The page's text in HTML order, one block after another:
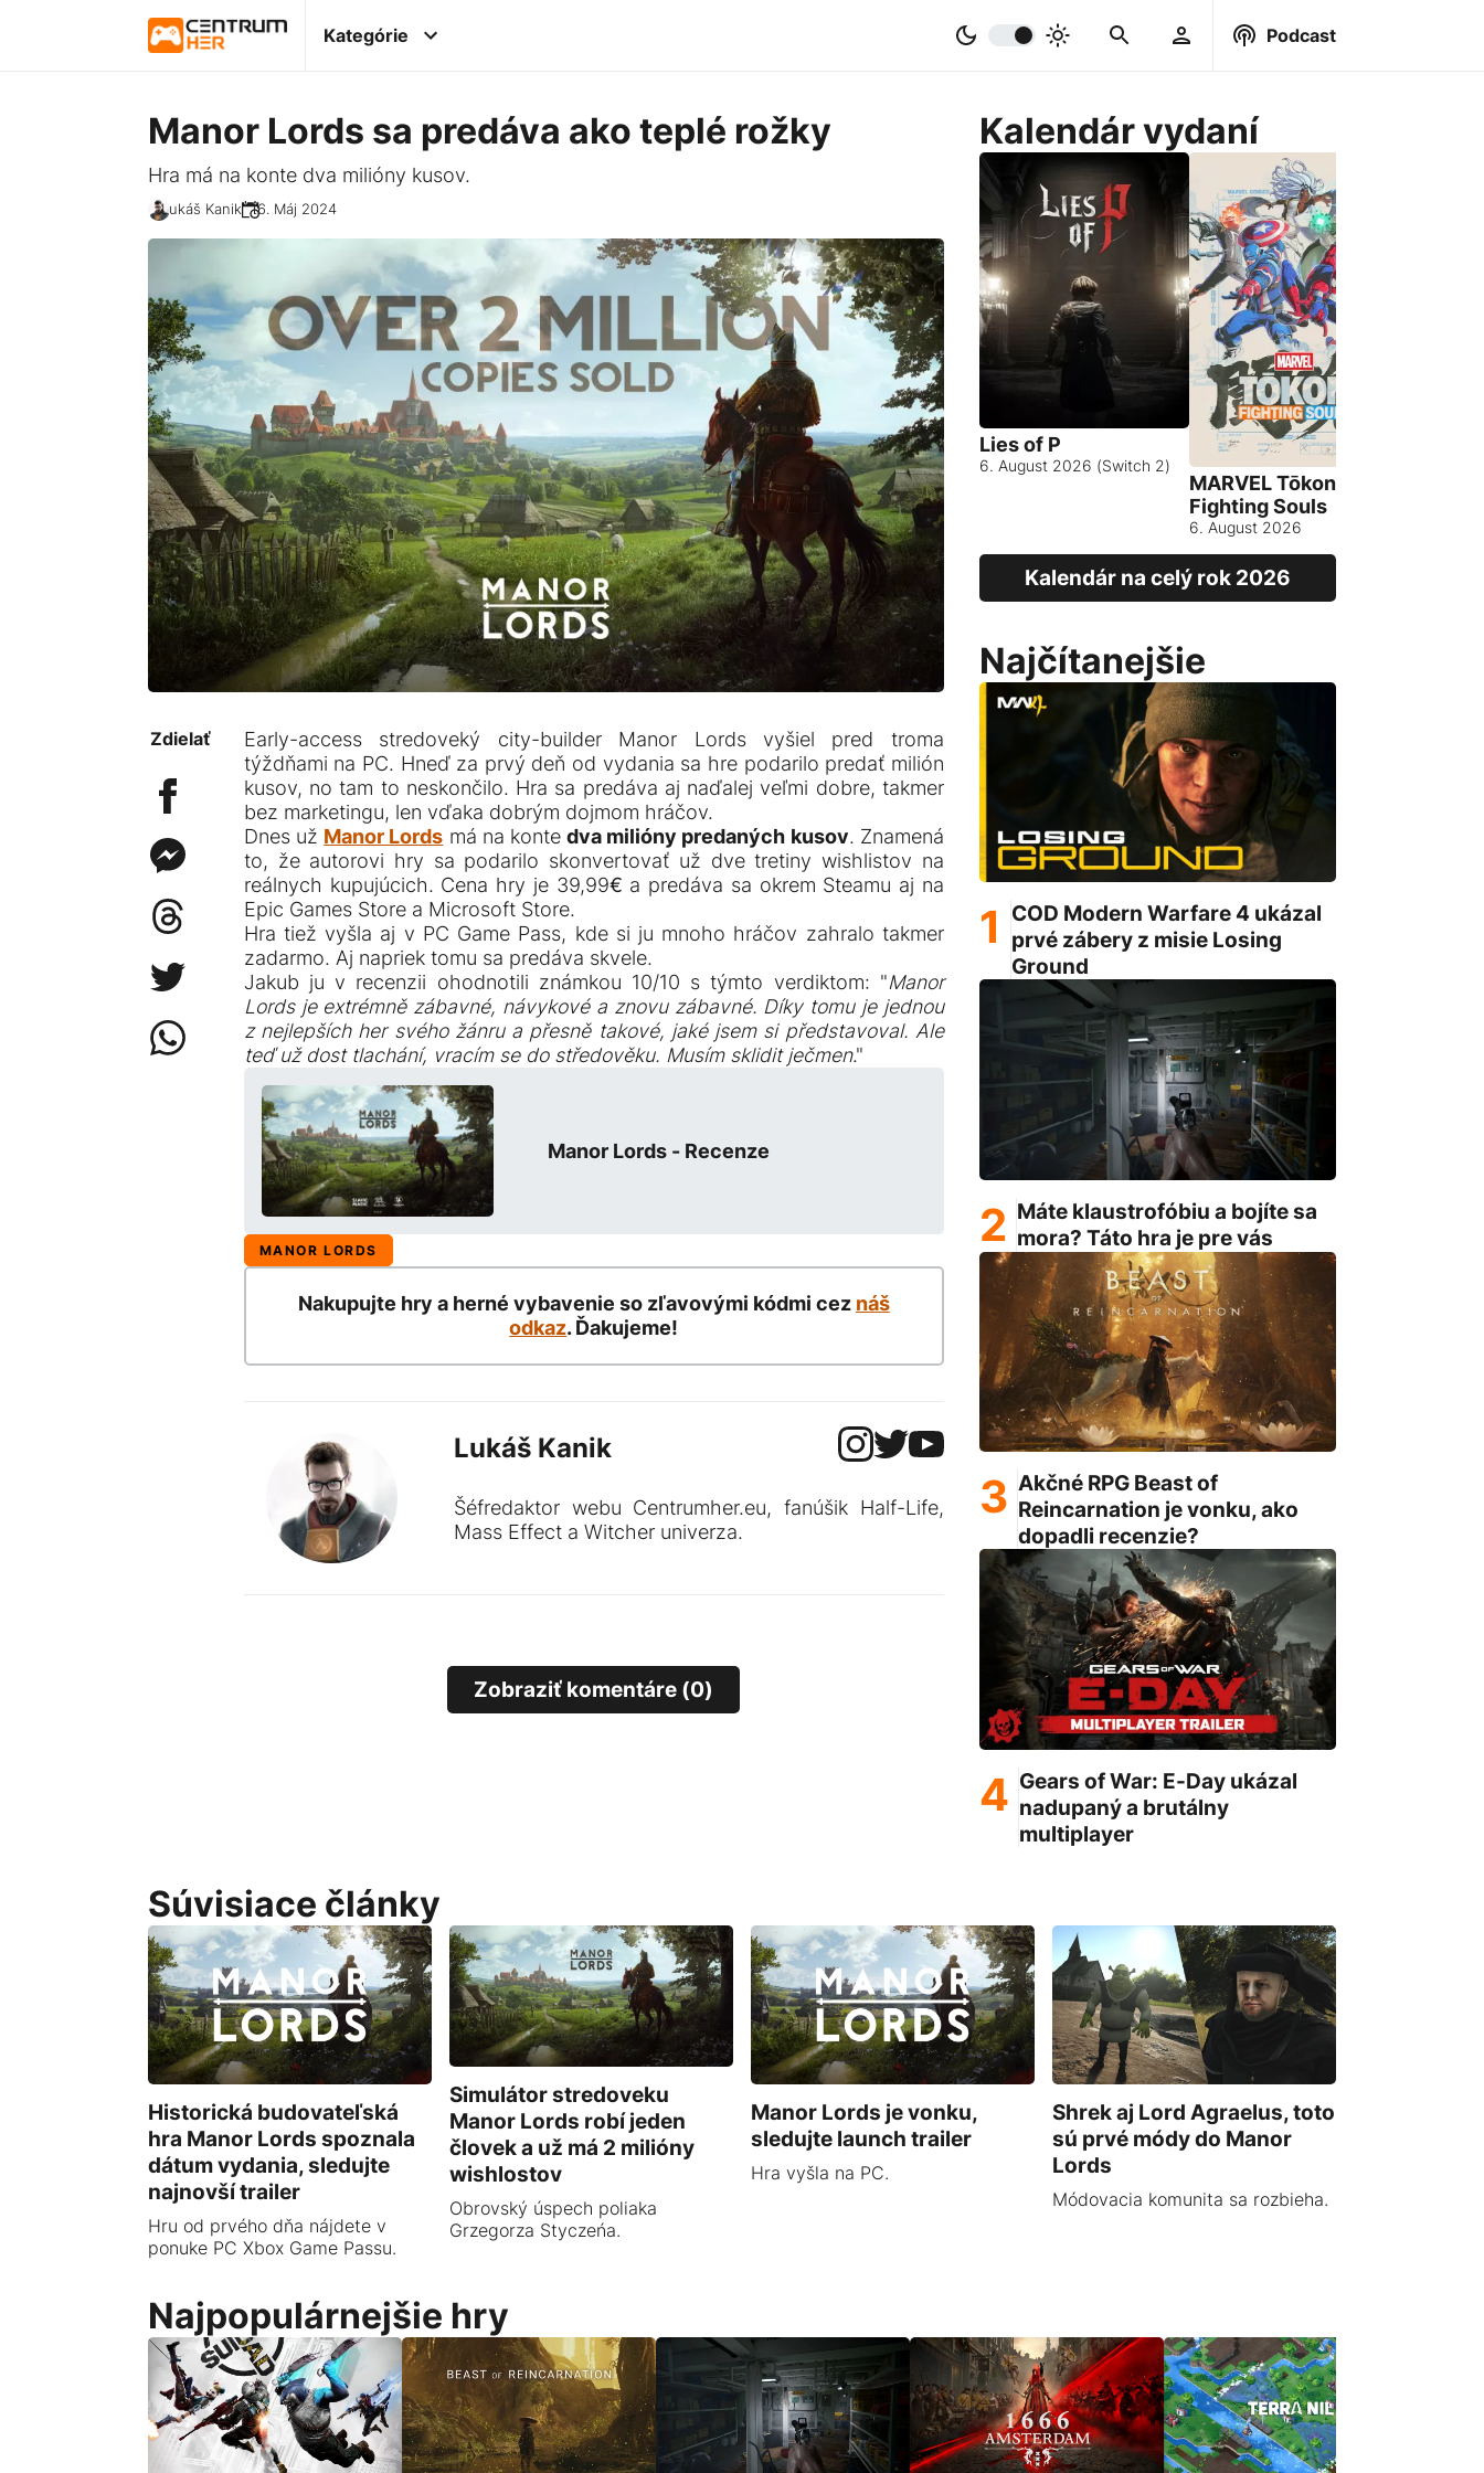
Kategórie Podcast
Manor Lords sa predáva ako teplé rožky
Hra má na konte dva milióny kusov.
Lukáš Kanik 16. Máj 2024
Zdielať
Early-access stredoveký city-builder Manor Lords vyšiel pred troma
týždňami na PC. Hneď za prvý deň od vydania sa hre podarilo predať milión
kusov, no tam to neskončilo. Hra sa predáva aj naďalej veľmi dobre, takmer
bez marketingu, len vďaka dobrým dojmom hráčov.
Dnes už Manor Lords má na kontedva milióny predaných kusov. Znamená
to, že autorovi hry sa podarilo skonvertovať už dve tretiny wishlistov na
reálnych kupujúcich. Cena hry je 39,99€ a predáva sa okrem Steamu aj na
Epic Games Store a Microsoft Store.
Hra tiež vyšla aj v PC Game Pass, kde si ju mnoho hráčov zahralo takmer
zadarmo. Aj napriek tomu sa predáva skvele.
Jakub ju v recenzii ohodnotili známkou 10/10 s týmto verdiktom: "Manor
Lords je extrémně zábavné, návykové a znovu zábavné. Díky tomu je jednou
z nejlepších her svého žánru a přesně takové, jaké jsem si představoval. Ale
teď už dost tlachání, vracím se do středověku. Musím sklidit ječmen."
Manor Lords - Recenze
MANOR LORDS
Nakupujte hry a herné vybavenie so zľavovými kódmi cez náš
odkaz. Ďakujeme!
Lukáš Kanik
Šéfredaktor webu Centrumher.eu, fanúšik Half-Life,
Mass Effect a Witcher univerza.
Zobraziť komentáre (0)
Súvisiace články
Historická budovateľská
hra Manor Lords spoznala
dátum vydania, sledujte
najnovší trailer
Hru od prvého dňa nájdete v
ponuke PC Xbox Game Passu.
Simulátor stredoveku
Manor Lords robí jeden
človek a už má 2 milióny
wishlostov
Obrovský úspech poliaka
Grzegorza Styczeńa.
Manor Lords je vonku,
sledujte launch trailer
Hra vyšla na PC.
Shrek aj Lord Agraelus, toto
sú prvé módy do Manor
Lords
Módovacia komunita sa rozbieha.
Najpopulárnejšie hry
Kalendár vydaní
Lies of P
6. August 2026 (Switch 2)
MARVEL Tōkon:
Fighting Souls
6. August 2026
Kalendár na celý rok 2026
Najčítanejšie
COD Modern Warfare 4 ukázal
prvé zábery z misie Losing
Ground
Máte klaustrofóbiu a bojíte sa
mora? Táto hra je pre vás
Akčné RPG Beast of
Reincarnation je vonku, ako
dopadli recenzie?
Gears of War: E-Day ukázal
nadupaný a brutálny
multiplayer